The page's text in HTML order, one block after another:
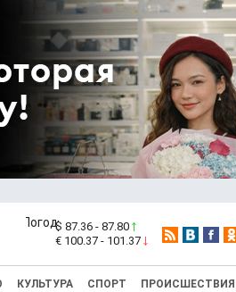
$ 87.36 - 87.80
€ 100.37 - 101.37
КУЛЬТУРА СПОРТ ПРОИСШЕСТВИЯ